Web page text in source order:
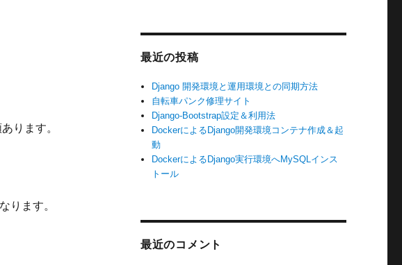
ります。
ります。
最近の投稿
Django 開発環境と運用環境との同期方法
自転車パンク修理サイト
Django-Bootstrap設定＆利用法
DockerによるDjango開発環境コンテナ作成＆起
動
DockerによるDjango実行環境へMySQLインス
トール
最近のコメント